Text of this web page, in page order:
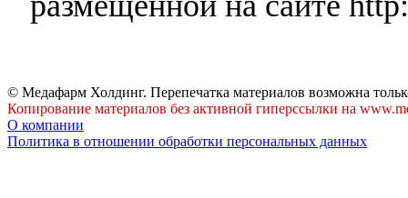
© Медафарм Холдинг. Перепечатка материалов возможна
Копирование материалов без активной гиперссылки на
О компании
Политика в отношении обработки персональных данных